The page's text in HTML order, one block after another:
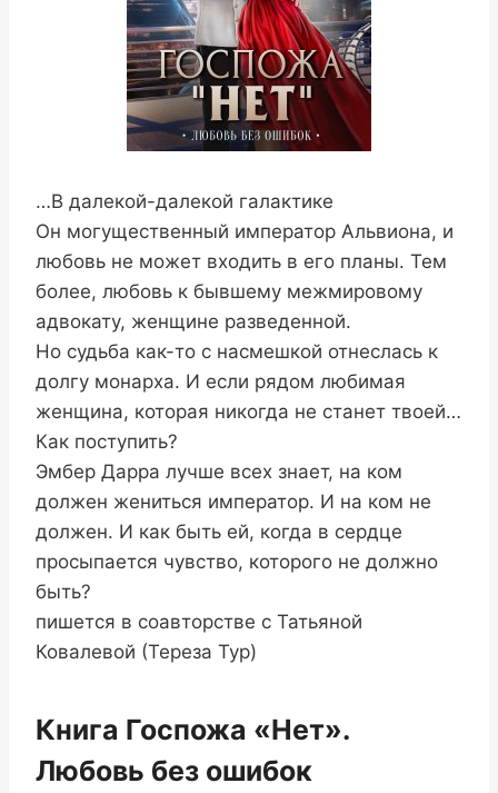
…В далекой-далекой галактике
Он могущественный император Альвиона, и
любовь не может входить в его планы. Тем
более, любовь к бывшему межмировому
адвокату, женщине разведенной.
Но судьба как-то с насмешкой отнеслась к
долгу монарха. И если рядом любимая
женщина, которая никогда не станет твоей…
Как поступить?
Эмбер Дарра лучше всех знает, на ком
должен жениться император. И на ком не
должен. И как быть ей, когда в сердце
просыпается чувство, которого не должно
быть?
пишется в соавторстве с Татьяной
Ковалевой (Тереза Тур)
Книга Госпожа «Нет».
Любовь без ошибок